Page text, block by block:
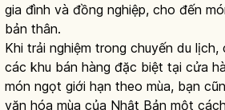
gia đình và đồng nghiệp, cho đến
bản thân.
Khi trải nghiệm trong chuyến du
các khu bán hàng đặc biệt tại cửa
món ngọt giới hạn theo mùa, bạn
văn hóa mùa của Nhật Bản một